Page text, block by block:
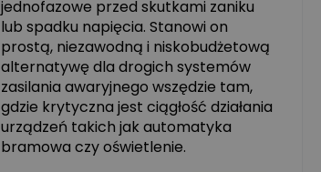
Michał Szulborski
Ekspert ETI - Dr inż. w
dziedzinie Aparatów
Elektrycznych / Senior
R&D Scientist / Product
Manager
Zadaj pytanie
Tomasz Dźwigała
Ekspert Menadżer
jednofazowe przed skutkami zaniku
lub spadku napięcia. Stanowi on
prostą, niezawodną i niskobudżetową
alternatywę dla drogich systemów
zasilania awaryjnego wszędzie tam,
gdzie krytyczna jest ciągłość działania
urządzeń takich jak automatyka
bramowa czy oświetlenie.